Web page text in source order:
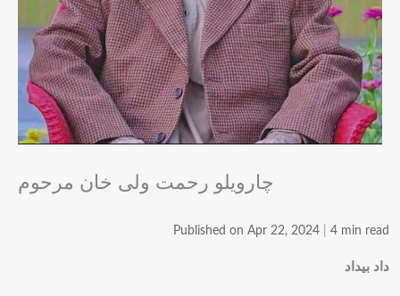
چارویلو رحمت ولی خان مرحوم
Published on Apr 22, 2024 4 min read
داد بیداد